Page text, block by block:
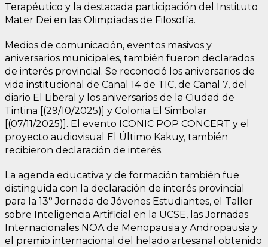
Terapéutico y la destacada participación del Instituto
Mater Dei en las Olimpíadas de Filosofía.
Medios de comunicación, eventos masivos y
aniversarios municipales, también fueron declarados
de interés provincial. Se reconoció los aniversarios de
vida institucional de Canal 14 de TIC, de Canal 7, del
diario El Liberal y los aniversarios de la Ciudad de
Tintina [(29/10/2025)] y Colonia El Simbolar
[(07/11/2025)]. El evento ICONIC POP CONCERT y el
proyecto audiovisual El Último Kakuy, también
recibieron declaración de interés.
La agenda educativa y de formación también fue
distinguida con la declaración de interés provincial
para la 13° Jornada de Jóvenes Estudiantes, el Taller
sobre Inteligencia Artificial en la UCSE, las Jornadas
Internacionales NOA de Menopausia y Andropausia y
el premio internacional del helado artesanal obtenido